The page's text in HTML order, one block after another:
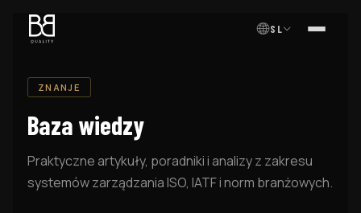
SL MENI
ZNANJE
Baza wiedzy
Praktyczne artykuły, poradniki i analizy z zakresu
systemów zarządzania ISO, IATF i norm branżowych.